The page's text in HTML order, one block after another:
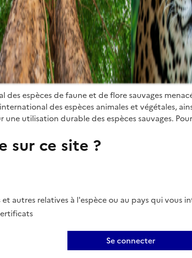
espèces de faune et de flore sauvages
des espèces animales et végétales,
utilisation durable des espèces sauvages.
sur ce site ?
autres relatives à l'espèce ou au pays qui vous
Se connecter